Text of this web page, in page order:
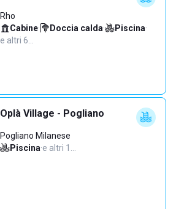
Rho
Cabine· Doccia calda· Piscina·
e altri 6…
Oplà Village - Pogliano
Pogliano Milanese
Piscina·e altri 1…